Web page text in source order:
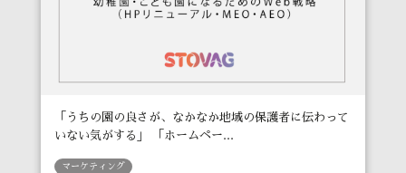
「うちの園の良さが、なかなか地域の保護者に伝わって
いない気がする」 「ホームペー...
マーケティング